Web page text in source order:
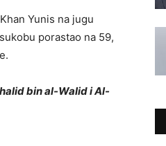
Yunis na jugu
porastao na 59,
bin al-Walid i Al-